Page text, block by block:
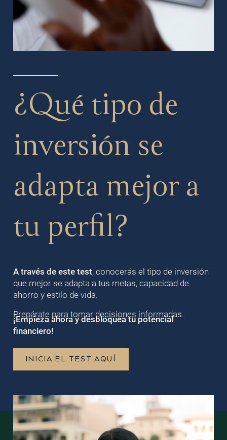
¿Qué tipo de
inversión se
adapta mejor a
tu perfil?
A través de este test, conocerás el tipo de inversión
que mejor se adapta a tus metas, capacidad de
ahorro y estilo de vida.
Prepárate para tomar decisiones informadas.
¡Empieza ahora y desbloquea tu potencial
financiero!
INICIA EL TEST AQUÍ